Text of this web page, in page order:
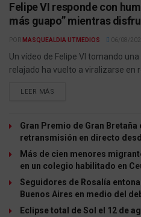
Felipe VI responde con
más guapo” mientras
POR MASQUEALDIA UTMEDIOS 06/08/
Un vídeo de Felipe VI tomando
relajado ha vuelto a viralizarse en
LEER MÁS
Gran Premio de Gran
retransmisión en directo
Más de cien menores
en un colegio habilitado en
Seguidores de Rosalía
Buenos Aires en medio del
Eclipse total de Sol el 12 de